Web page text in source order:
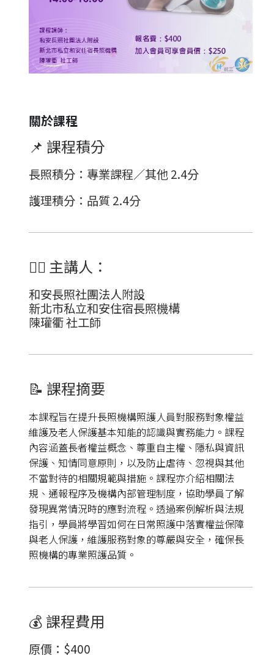
關於課程
📌 課程積分
長照積分：專業課程／其他 2.4分
護理積分：品質 2.4分
👩‍⚕️ 主講人：
和安長照社團法人附設
新北市私立和安住宿長照機構
陳瓘衢社工師
📝 課程摘要
本課程旨在提升長照機構照護人員對服務對象權益
維護及老人保護基本知能的認識與實務能力。課程
內容涵蓋長者權益概念、尊重自主權、隱私與資訊
保護、知情同意原則，以及防止虐待、忽視與其他
不當對待的相關規範與措施。課程亦介紹相關法
規、通報程序及機構內部管理制度，協助學員了解
發現異常情況時的應對流程。透過案例解析與法規
指引，學員將學習如何在日常照護中落實權益保障
與老人保護，維護服務對象的尊嚴與安全，確保長
照機構的專業照護品質。
💰 課程費用
原價： $400